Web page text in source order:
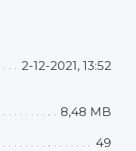
2-12-2021, 13:52
8,48 MB
49